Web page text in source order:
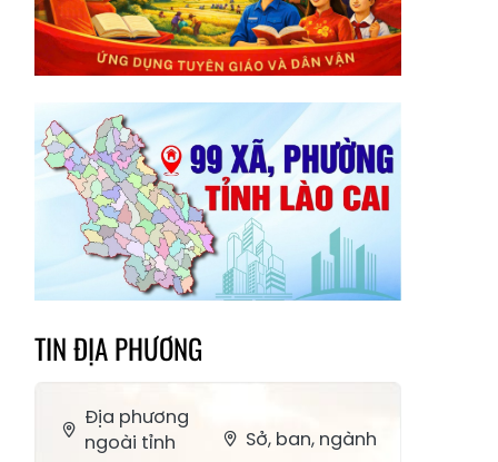
TIN ĐỊA PHƯƠNG
Địa phương
ngoài tỉnh
Sở, ban, ngành